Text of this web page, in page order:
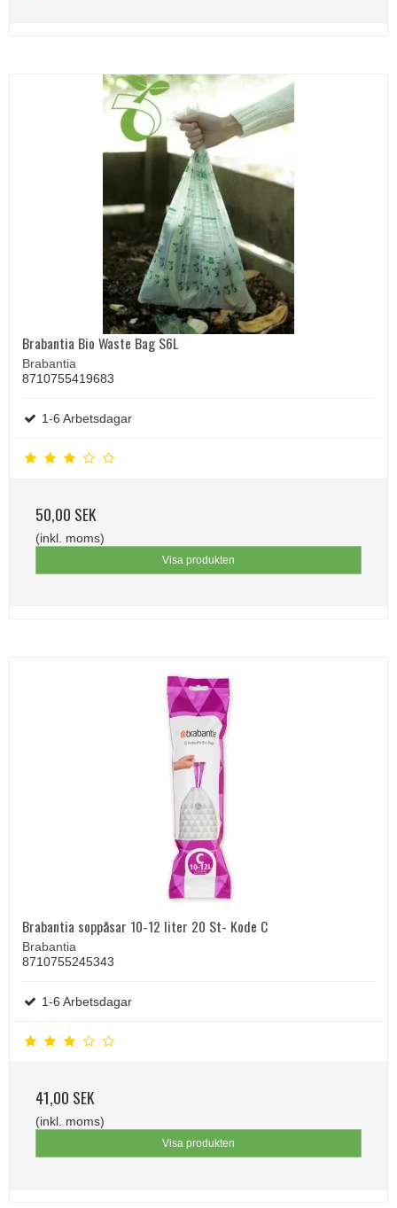
Brabantia Bio Waste Bag S6L
Brabantia
8710755419683
1-6 Arbetsdagar
50,00 SEK
(inkl. moms)
Visa produkten
Brabantia soppåsar 10-12 liter 20 St- Kode C
Brabantia
8710755245343
1-6 Arbetsdagar
41,00 SEK
(inkl. moms)
Visa produkten